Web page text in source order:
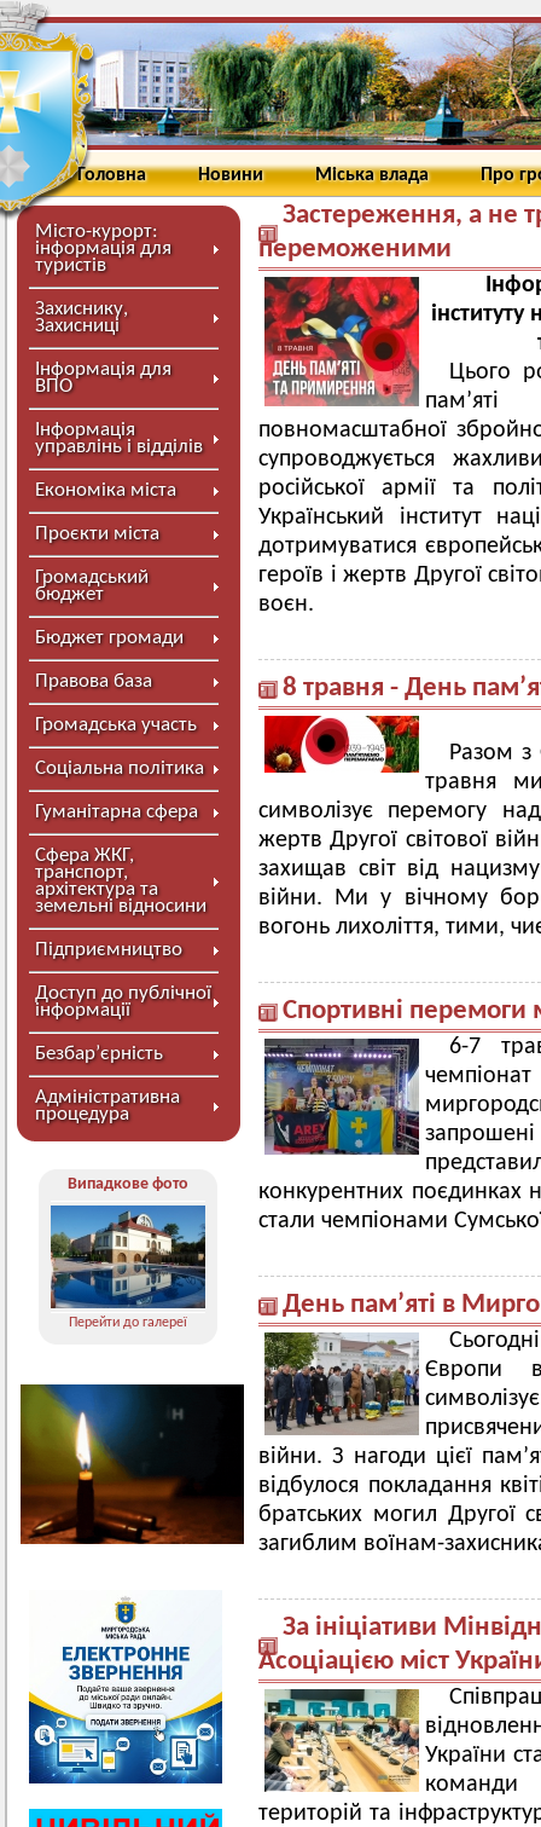
Головна Новини Міська влада Про
Місто-курорт:
інформація для
туристів
Захиснику,
Захисниці
Інформація для
ВПО
Інформація
управлінь і відділів
Економіка міста
Проєкти міста
Громадський
бюджет
Бюджет громади
Правова база
Громадська участь
Соціальна політика
Гуманітарна сфера
Сфера ЖКГ,
транспорт,
архітектура та
земельні відносини
Підприємництво
Доступ до публічної
інформації
Безбар’єрність
Адміністративна
процедура
Випадкове фото
Перейти до галереї
Застереження, а не
переможеними
Цього
повномасштабної
супроводжується
російської армії та
Український інститут
дотримуватися
героїв і жертв Другої
воєн.
8 травня - День
Разом з
травня
символізує перемогу
жертв Другої світової
захищав світ від
війни. Ми у вічному
вогонь лихоліття, тими,
Спортивні перемоги
6-7
конкурентних поєдинках
стали чемпіонами
День пам’яті в
Європи
війни. З нагоди цієї
відбулося покладання
братських могил Другої
загиблим воїнам-
За ініціативи
Асоціацією міст
України
команди
територій та